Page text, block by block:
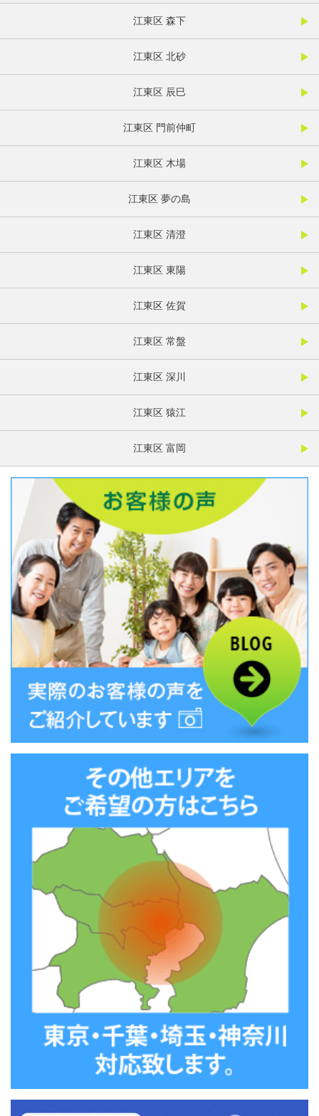
江東区 森下
江東区 北砂
江東区 辰巳
江東区 門前仲町
江東区 木場
江東区 夢の島
江東区 清澄
江東区 東陽
江東区 佐賀
江東区 常盤
江東区 深川
江東区 猿江
江東区 富岡